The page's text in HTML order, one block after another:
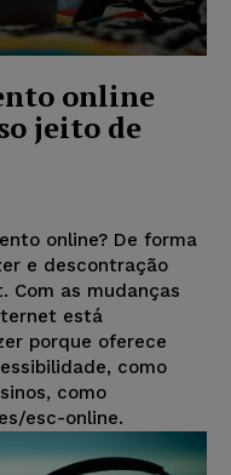
online
jeito de
online? De forma
e descontração
Com as mudanças
está
porque oferece
como
como
esc-online.